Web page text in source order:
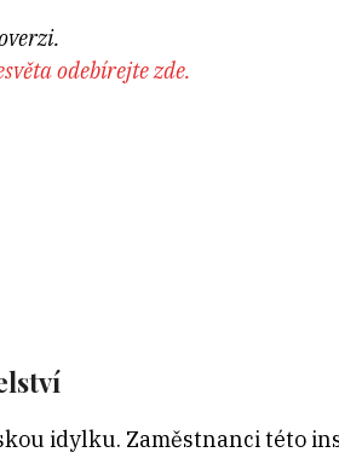
odebírejte zde.
idylku. Zaměstnanci této